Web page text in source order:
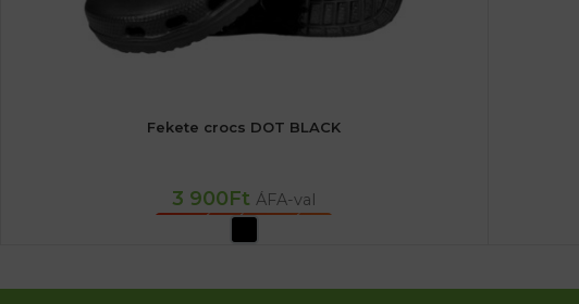
Fekete crocs DOT BLACK
3 900Ft ÁFA-val
OPCIÓK VÁLASZTÁSA